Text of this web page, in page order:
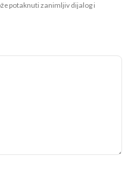
potaknuti zanimljiv dijalog i